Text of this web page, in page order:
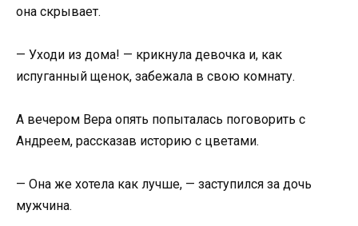
она скрывает.
— Уходи из дома! — крикнула девочка и, как
испуганный щенок, забежала в свою комнату.
А вечером Вера опять попыталась поговорить с
Андреем, рассказав историю с цветами.
— Она же хотела как лучше, — заступился за дочь
мужчина.